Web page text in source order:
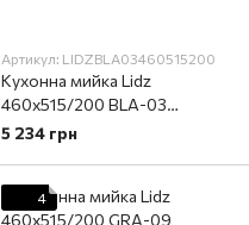
Артикул: LIDZBLA03460515200
Кухонна мийка Lidz
460х515/200 BLA-03
(LIDZBLA03460515200)
5 234 грн
4